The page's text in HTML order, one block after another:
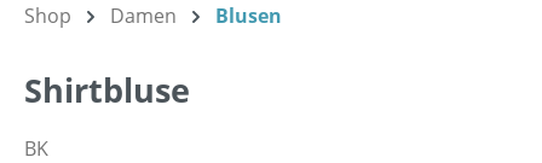
Shop Damen Blusen
Shirtbluse
BK